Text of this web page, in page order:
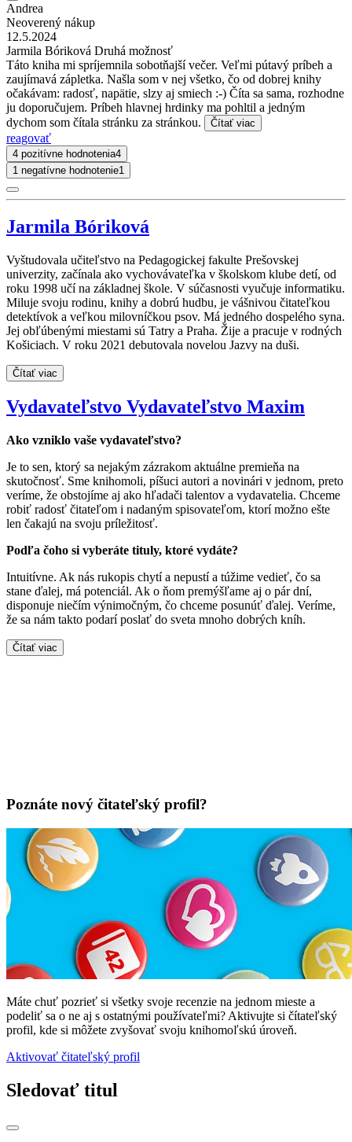
Andrea
Neoverený nákup
12.5.2024
Jarmila Bóriková Druhá možnosť
Táto kniha mi spríjemnila sobotňajší večer. Veľmi pútavý príbeh a
zaujímavá zápletka. Našla som v nej všetko, čo od dobrej knihy
očakávam: radosť, napätie, slzy aj smiech :-) Číta sa sama, rozhodne
ju doporučujem. Príbeh hlavnej hrdinky ma pohltil a jedným
dychom som čítala stránku za stránkou.
Čítať viac
reagovať
4 pozitívne hodnotenia4
1 negatívne hodnotenie1
Jarmila Bóriková
Vyštudovala učiteľstvo na Pedagogickej fakulte Prešovskej
univerzity, začínala ako vychovávateľka v školskom klube detí, od
roku 1998 učí na základnej škole. V súčasnosti vyučuje informatiku.
Miluje svoju rodinu, knihy a dobrú hudbu, je vášnivou čitateľkou
detektívok a veľkou milovníčkou psov. Má jedného dospelého syna.
Jej obľúbenými miestami sú Tatry a Praha. Žije a pracuje v rodných
Košiciach. V roku 2021 debutovala novelou Jazvy na duši.
Čítať viac
Vydavateľstvo Vydavateľstvo Maxim
Ako vzniklo vaše vydavateľstvo?
Je to sen, ktorý sa nejakým zázrakom aktuálne premieňa na
skutočnosť. Sme knihomoli, píšuci autori a novinári v jednom, preto
veríme, že obstojíme aj ako hľadači talentov a vydavatelia. Chceme
robiť radosť čitateľom i nadaným spisovateľom, ktorí možno ešte
len čakajú na svoju príležitosť.
Podľa čoho si vyberáte tituly, ktoré vydáte?
Intuitívne. Ak nás rukopis chytí a nepustí a túžime vedieť, čo sa
stane ďalej, má potenciál. Ak o ňom premýšľame aj o pár dní,
disponuje niečím výnimočným, čo chceme posunúť ďalej. Veríme,
že sa nám takto podarí poslať do sveta mnoho dobrých kníh.
Čítať viac
Poznáte nový čitateľský profil?
Máte chuť pozrieť si všetky svoje recenzie na jednom mieste a
podeliť sa o ne aj s ostatnými používateľmi? Aktivujte si čítateľský
profil, kde si môžete zvyšovať svoju knihomoľskú úroveň.
Aktivovať čitateľský profil
Sledovať titul